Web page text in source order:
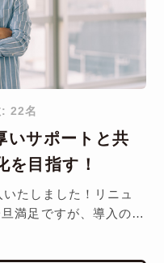
: 22名
いサポートと共
を目指す！
たしました！リニュ
満足ですが、導入の目